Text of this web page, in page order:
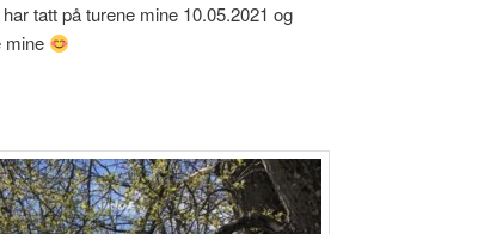
tatt på turene mine 10.05.2021 og
mine